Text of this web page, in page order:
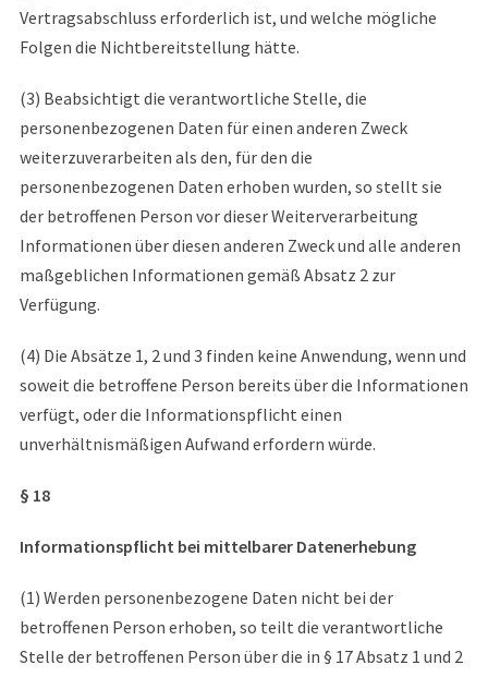
Vertragsabschluss erforderlich ist, und welche mögliche
Folgen die Nichtbereitstellung hätte.
(3) Beabsichtigt die verantwortliche Stelle, die
personenbezogenen Daten für einen anderen Zweck
weiterzuverarbeiten als den, für den die
personenbezogenen Daten erhoben wurden, so stellt sie
der betroffenen Person vor dieser Weiterverarbeitung
Informationen über diesen anderen Zweck und alle anderen
maßgeblichen Informationen gemäß Absatz 2 zur
Verfügung.
(4) Die Absätze 1, 2 und 3 finden keine Anwendung, wenn und
soweit die betroffene Person bereits über die Informationen
verfügt, oder die Informationspflicht einen
unverhältnismäßigen Aufwand erfordern würde.
§ 18
Informationspflicht bei mittelbarer Datenerhebung
(1) Werden personenbezogene Daten nicht bei der
betroffenen Person erhoben, so teilt die verantwortliche
Stelle der betroffenen Person über die in § 17 Absatz 1 und 2